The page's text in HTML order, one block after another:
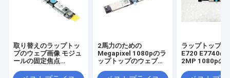
取り替えのラップトッ
プのウェブ画像 モジュ
ールの固定焦点
2馬力のための
Megapixel 1080pのラ
ップトップのウェブ画
G2 810 G1 840 G1 G2
ラップトップ
E720 E7740の
2MP 1080pの